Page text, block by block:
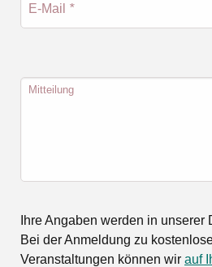
E-Mail *
Mitteilung
Ihre Angaben werden in
Bei der Anmeldung zu
Veranstaltungen können wir auf